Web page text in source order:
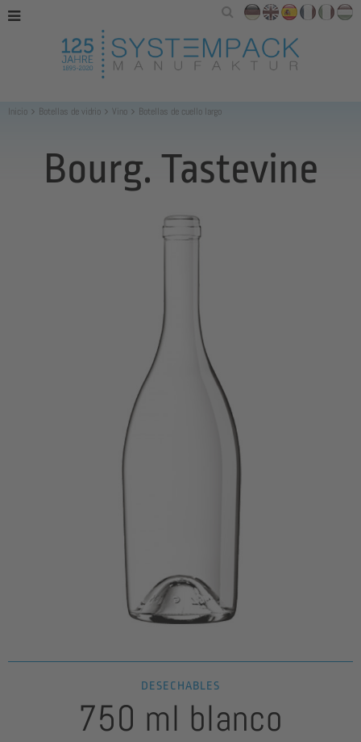
Inicio Botellas de vidrio Vino Botellas de cuello largo
Bourg. Tastevine
DESECHABLES
750 ml blanco